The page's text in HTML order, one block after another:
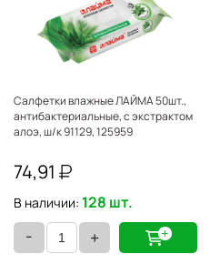
Салфетки влажные ЛАЙМА 50шт.,
антибактериальные, с экстрактом
алоэ, ш/к 91129, 125959
74,91
В наличии: 128 шт.
- +